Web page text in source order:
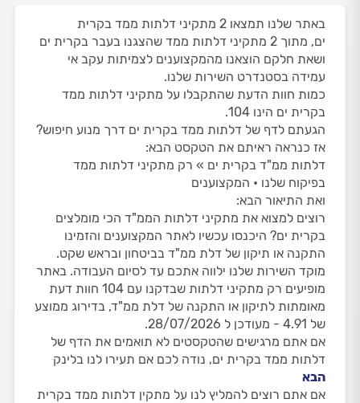
באתר שלנו תמצאו 2 מתקיני דלתות ממד בקרית
ים, מתוך 2 מתקיני דלתות ממד שהצגנו בעבר בקרית ים
ושאת חלקם הוצאנו מהמקצוענים לצמיתות עקב אי
עמידה בסטנדרט השירות שלנו.
כמות חוות הדעת שהתקבלו על מתקיני דלתות ממד
בקרית ים הינו 104.
הגעתם לדף של דלתות ממד בקרית ים דרך מנוע חיפוש?
אז כנראה ראיתם את הטקסט הבא:
דלתות ממ"ד בקרית ים » רק מתקיני דלתות ממד
בפיקוח שלנו • המקצוענים
ואת התיאור הבא:
רוצים למצוא את מתקיני דלתות הממ"ד הכי מומלצים
בקרית ים? היכנסו עכשיו לאתר המקצוענים והזמינו
התקנה או תיקון של דלת ממ"ד בביטחון ובראש שקט.
מוקד השירות שלנו ילווה אתכם עד לסיום העבודה. באתר
מופיעים רק מתקיני דלתות שבדקנו עם 104 חוות דעת
מאומתות לתיקון או התקנה של דלת ממ"ד, בדירוג ממוצע
של 4.91 - מעודכן ל 28/07/2026.
אם אתם מרגישים שהטקסטים לא תואמים את הדף של
דלתות ממד בקרית ים, נודה לכם אם תעירו לנו בלינק
הבא
אם אתם רוצים להמליץ לנו על מתקין דלתות ממד בקרית